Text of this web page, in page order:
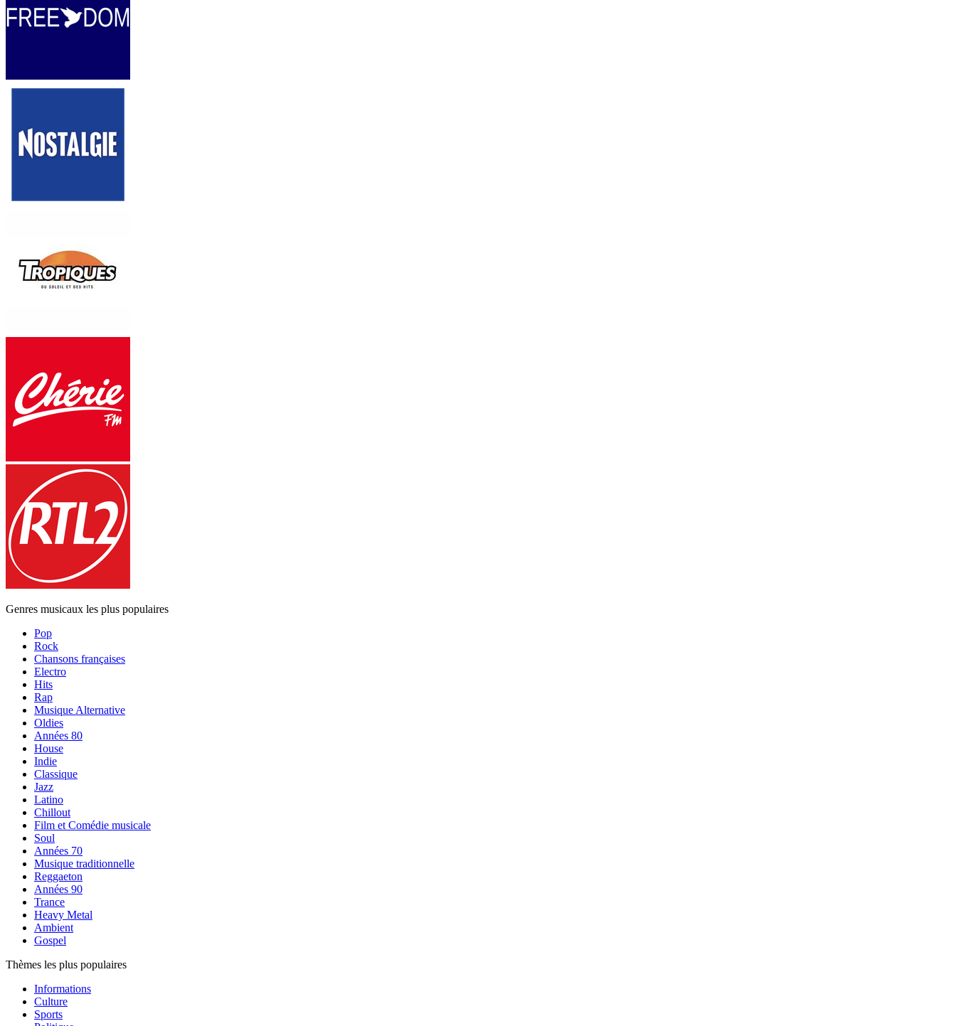
Genres musicaux les plus populaires
Pop
Rock
Chansons françaises
Electro
Hits
Rap
Musique Alternative
Oldies
Années 80
House
Indie
Classique
Jazz
Latino
Chillout
Film et Comédie musicale
Soul
Années 70
Musique traditionnelle
Reggaeton
Années 90
Trance
Heavy Metal
Ambient
Gospel
Thèmes les plus populaires
Informations
Culture
Sports